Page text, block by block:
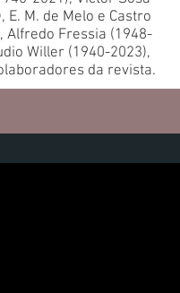
, E. M. de Melo e Castro
, Alfredo Fressia (1948-
Willer (1940-2023),
da revista.